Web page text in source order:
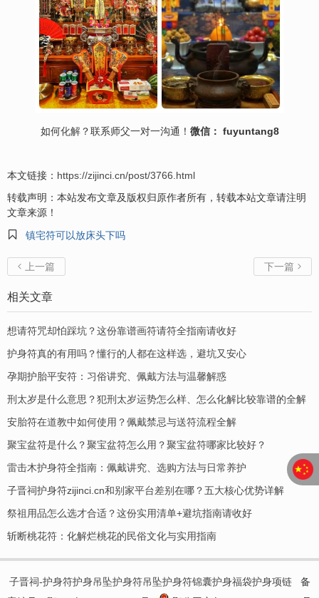
如何化解？联系师父一对一沟通！ 微信： fuyuntang8
本文链接： https://zijinci.cn/post/3766.html
转载声明：本站发布文章及版权归原作者所有，转载本站文章请注明
文章来源！

镇宅符可以放床头下吗
 上一篇 下一篇 
相关文章
想请符咒却怕踩坑？这份靠谱画符请符全指南请收好
护身符真的有用吗？懂行的人都在这样选，避坑又安心
孕期护胎平安符：习俗讲究、佩戴方法与温馨解惑
刑太岁是什么意思？犯刑太岁运势怎么样、怎么化解比较靠谱的全解
安胎符在道教中如何使用？佩戴禁忌与送符流程全解
聚宝盆符是什么？聚宝盆符怎么用？聚宝盆符哪家比较好？
​雷击木护身符全指南：佩戴讲究、选购方法与日常养护
子晋祠护身符zijinci.cn和别家平台差别在哪？五大核心优势详解
祭祖用品怎么选才合适？这份实用清单+避坑指南请收好
斩断桃花符：化解烂桃花的民俗文化与实用指南
子晋祠-护身符护身吊坠护身符吊坠护身符锦囊护身福袋护身项链备